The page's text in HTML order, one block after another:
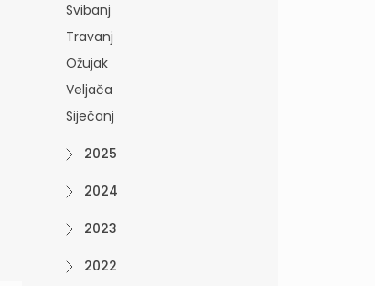
Svibanj
Travanj
Ožujak
Veljača
Siječanj
2025
2024
2023
2022